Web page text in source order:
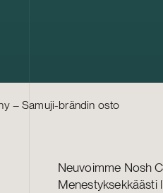
– Samuji-brändin osto
Neuvoimme Nosh
Menestyksekkäästi